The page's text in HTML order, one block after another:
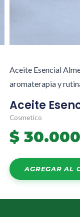
Aceite Esencial
aromaterapia y
Aceite
Cosmetico
$ 30.000
AGREGAR AL